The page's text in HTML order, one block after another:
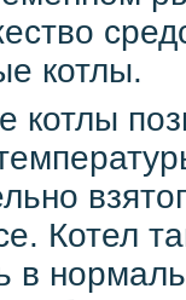
котлы.
котлы
Котел
в